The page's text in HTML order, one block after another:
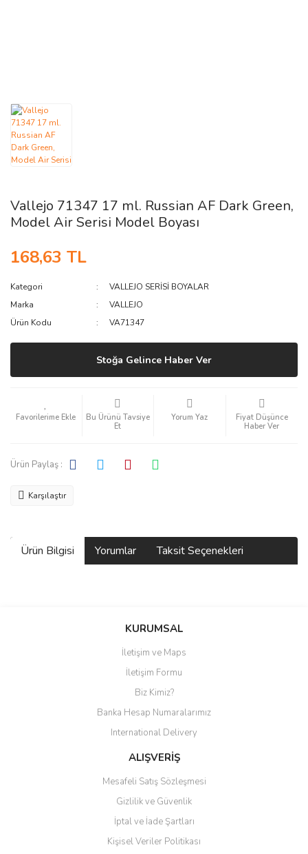
Vallejo 71347 17 ml. Russian AF Dark Green,
Model Air Serisi Model Boyası
168,63 TL
Kategori
VALLEJO SERİSİ BOYALAR
Marka
VALLEJO
Ürün Kodu
VA71347
Stoğa Gelince Haber Ver
Bu Ürünü Tavsiye
Et
Yorum Yaz
Fiyat Düşünce
Haber Ver
Ürün Paylaş :
Karşılaştır
Ürün Bilgisi Yorumlar Taksit Seçenekleri
Bu ürüne ilk yorumu siz yapın!
Yorum Yaz
KURUMSAL
İletişim ve Maps
İletişim Formu
Biz Kimiz?
Banka Hesap Numaralarımız
International Delivery
ALIŞVERİŞ
Mesafeli Satış Sözleşmesi
Gizlilik ve Güvenlik
İptal ve İade Şartları
Kişisel Veriler Politikası
TEKNİK KİTAP ve KATALOGLAR